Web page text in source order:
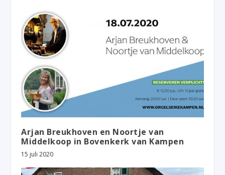
Arjan Breukhoven en Noortje van
Middelkoop in Bovenkerk van Kampen
15 juli 2020